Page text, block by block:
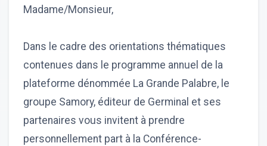
Madame/Monsieur,
Dans le cadre des orientations thématiques
contenues dans le programme annuel de la
plateforme dénommée La Grande Palabre, le
groupe Samory, éditeur de Germinal et ses
partenaires vous invitent à prendre
personnellement part à la Conférence-